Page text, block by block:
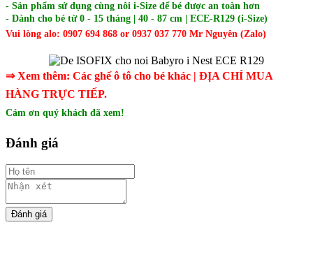
- Sản phẩm sử dụng cùng nôi i-Size để bé được an toàn hơn
- Dành cho bé từ 0 - 15 tháng | 40 - 87 cm | ECE-R129 (i-Size)
Vui lòng alo: 0907 694 868 or 0937 037 770 Mr Nguyên (Zalo)
⇒ Xem thêm: Các ghế ô tô cho bé khác | ĐỊA CHỈ MUA
HÀNG TRỰC TIẾP.
Cám ơn quý khách đã xem!
Đánh giá